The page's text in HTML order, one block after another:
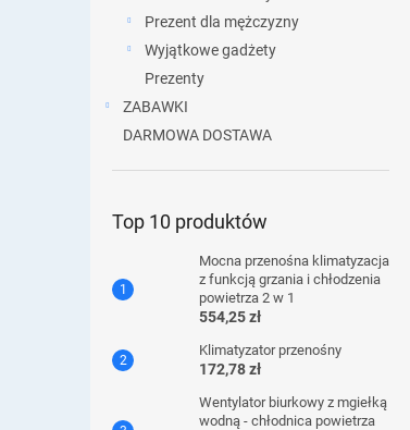
Prezent dla mężczyzny
Wyjątkowe gadżety
Prezenty
ZABAWKI
DARMOWA DOSTAWA
Top 10 produktów
Mocna przenośna klimatyzacja
z funkcją grzania i chłodzenia
powietrza 2 w 1
554,25 zł
Klimatyzator przenośny
172,78 zł
Wentylator biurkowy z mgiełką
wodną - chłodnica powietrza